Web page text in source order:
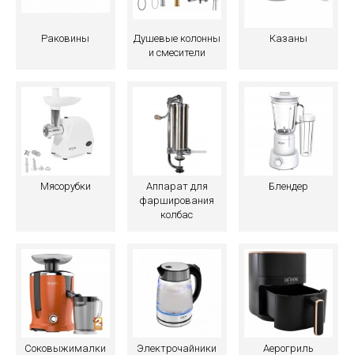
Раковины
Душевые колонны
и смесители
Казаны
Мясорубки
Аппарат для
фарширования
колбас
Блендер
Соковыжималки Электрочайники Аерогриль